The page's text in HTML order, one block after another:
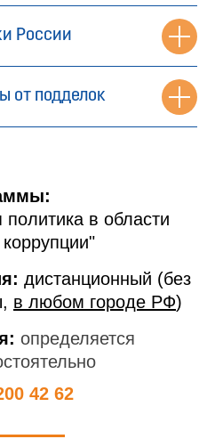
России
от подделок
политика в области
дистанционный (без
в любом городе РФ)
определяется
42 62